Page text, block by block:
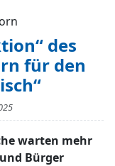
des
für den
warten mehr
Bürger